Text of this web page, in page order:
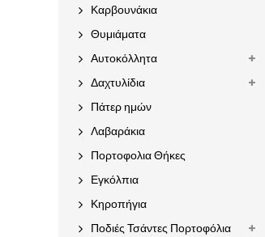
Καρβουνάκια
Θυμιάματα
Αυτοκόλλητα
Δαχτυλίδια
Πάτερ ημών
Λαβαράκια
Πορτοφολια Θήκες
Εγκόλπια
Κηροπήγια
Ποδιές Τσάντες Πορτοφόλια